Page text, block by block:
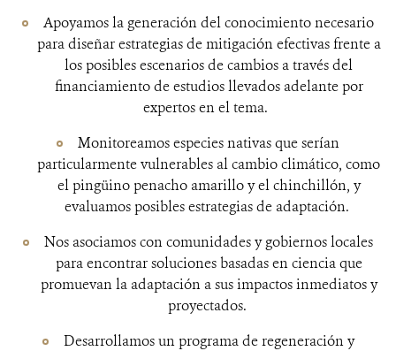
Apoyamos la generación del conocimiento necesario
para diseñar estrategias de mitigación efectivas frente a
los posibles escenarios de cambios a través del
financiamiento de estudios llevados adelante por
expertos en el tema.
Monitoreamos especies nativas que serían
particularmente vulnerables al cambio climático, como
el pingüino penacho amarillo y el chinchillón, y
evaluamos posibles estrategias de adaptación.
Nos asociamos con comunidades y gobiernos locales
para encontrar soluciones basadas en ciencia que
promuevan la adaptación a sus impactos inmediatos y
proyectados.
Desarrollamos un programa de regeneración y